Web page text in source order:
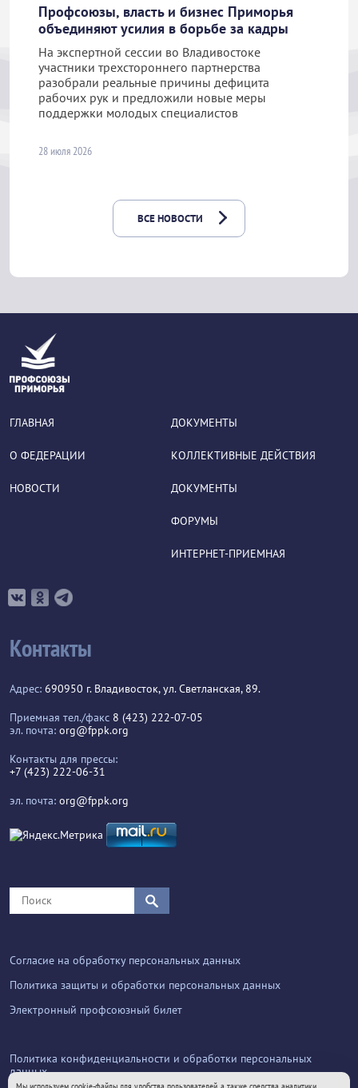
Профсоюзы, власть и бизнес Приморья
объединяют усилия в борьбе за кадры
На экспертной сессии во Владивостоке
участники трехстороннего партнерства
разобрали реальные причины дефицита
рабочих рук и предложили новые меры
поддержки молодых специалистов
28 июля 2026
ВСЕ НОВОСТИ
ГЛАВНАЯ
О ФЕДЕРАЦИИ
НОВОСТИ
ДОКУМЕНТЫ
КОЛЛЕКТИВНЫЕ ДЕЙСТВИЯ
ДОКУМЕНТЫ
ФОРУМЫ
ИНТЕРНЕТ-ПРИЕМНАЯ
Контакты
Адрес: 690950 г. Владивосток, ул. Светланская, 89.
Приемная тел./факс 8 (423) 222-07-05
эл. почта: org@fppk.org
Контакты для прессы:
+7 (423) 222-06-31
эл. почта: org@fppk.org
Согласие на обработку персональных данных
Политика защиты и обработки персональных данных
Электронный профсоюзный билет
Политика конфиденциальности и обработки персональных
данных